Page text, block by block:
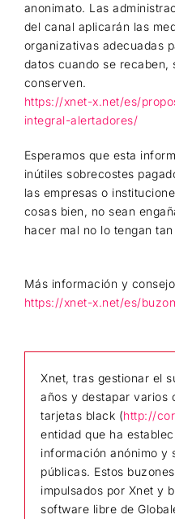
anonimato. Las
del canal aplicarán las
organizativas adecuadas
datos cuando se recaben,
conserven.
https://xnet-x.net/es/
integral-alertadores/
Esperamos que esta
inútiles sobrecostes
las empresas o
cosas bien, no sean
hacer mal no lo tengan
Más información y
https://xnet-x.net/es/
Xnet, tras gestionar el
años y destapar varios
tarjetas black (http://
entidad que ha
información anónimo y
públicas. Estos
impulsados por Xnet y
software libre de